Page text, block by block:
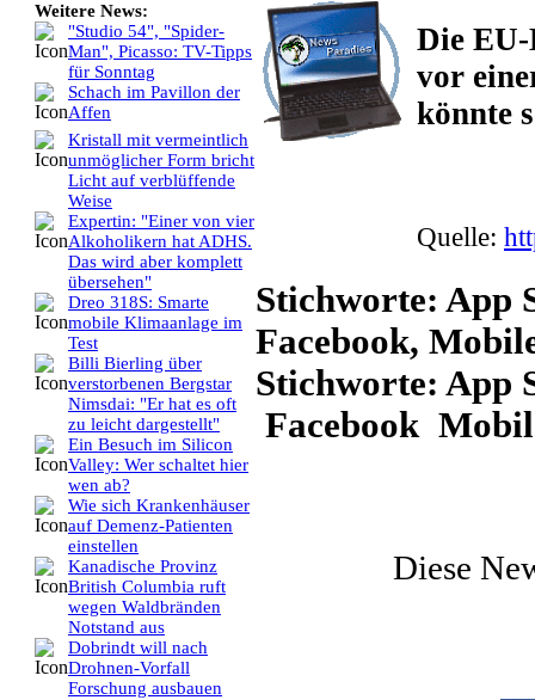
Weitere News:
"Studio 54", "Spider-
Man", Picasso: TV-Tipps
für Sonntag
Schach im Pavillon der
Affen
Kristall mit vermeintlich
unmöglicher Form bricht
Licht auf verblüffende
Weise
Expertin: "Einer von vier
Alkoholikern hat ADHS.
Das wird aber komplett
übersehen"
Dreo 318S: Smarte
mobile Klimaanlage im
Test
Billi Bierling über
verstorbenen Bergstar
Nimsdai: "Er hat es oft
zu leicht dargestellt"
Ein Besuch im Silicon
Valley: Wer schaltet hier
wen ab?
Wie sich Krankenhäuser
auf Demenz-Patienten
einstellen
Kanadische Provinz
British Columbia ruft
wegen Waldbränden
Notstand aus
Dobrindt will nach
Drohnen-Vorfall
Forschung ausbauen
Die
vor
könnte
Quelle:
Stichworte: App
Facebook,
Stichworte:
Facebook
Diese